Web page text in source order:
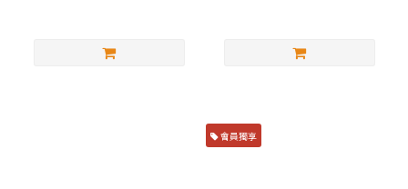
會員獨享